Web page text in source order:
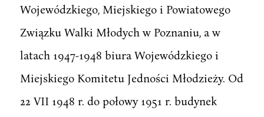
Wojewódzkiego, Miejskiego i Powiatowego
Związku Walki Młodych w Poznaniu, a w
latach 1947-1948 biura Wojewódzkiego i
Miejskiego Komitetu Jedności Młodzieży. Od
22 VII 1948 r. do połowy 1951 r. budynek